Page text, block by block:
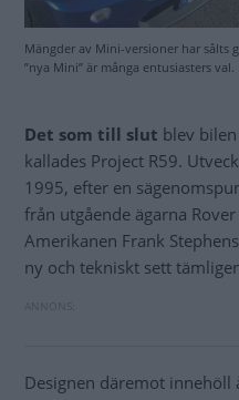
Mängder av Mini-versioner har sålts
”nya Mini” är många entusiasters val.
Det som till slut blev
kallades Project R59.
1995, efter en
från utgående ägarna
Amerikanen Frank
ny och tekniskt sett
Designen däremot